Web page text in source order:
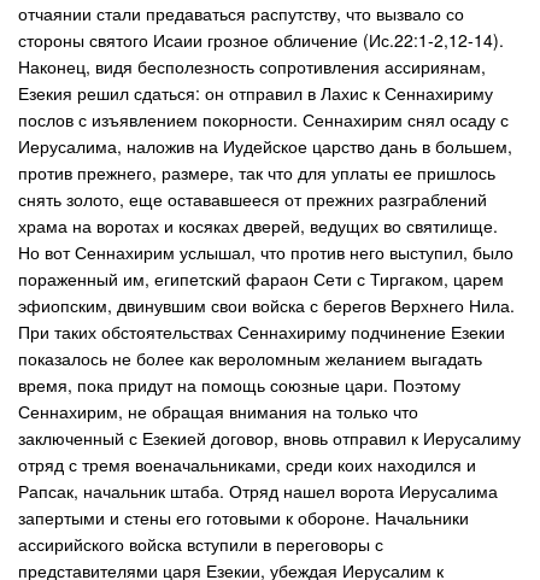
отчаянии стали предаваться распутству, что вызвало со
стороны святого Исаии грозное обличение (Ис.22:1-2,12-14).
Наконец, видя бесполезность сопротивления ассириянам,
Езекия решил сдаться: он отправил в Лахис к Сеннахириму
послов с изъявлением покорности. Сеннахирим снял осаду с
Иерусалима, наложив на Иудейское царство дань в большем,
против прежнего, размере, так что для уплаты ее пришлось
снять золото, еще остававшееся от прежних разграблений
храма на воротах и косяках дверей, ведущих во святилище.
Но вот Сеннахирим услышал, что против него выступил, было
пораженный им, египетский фараон Сети с Тиргаком, царем
эфиопским, двинувшим свои войска с берегов Верхнего Нила.
При таких обстоятельствах Сеннахириму подчинение Езекии
показалось не более как вероломным желанием выгадать
время, пока придут на помощь союзные цари. Поэтому
Сеннахирим, не обращая внимания на только что
заключенный с Езекией договор, вновь отправил к Иерусалиму
отряд с тремя военачальниками, среди коих находился и
Рапсак, начальник штаба. Отряд нашел ворота Иерусалима
запертыми и стены его готовыми к обороне. Начальники
ассирийского войска вступили в переговоры с
представителями царя Езекии, убеждая Иерусалим к